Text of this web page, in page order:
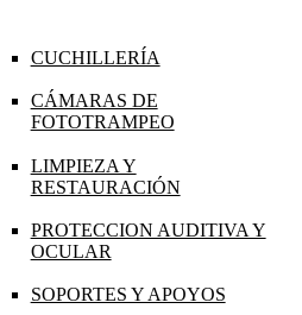
CUCHILLERÍA
CÁMARAS DE
FOTOTRAMPEO
LIMPIEZA Y
RESTAURACIÓN
PROTECCION AUDITIVA Y
OCULAR
SOPORTES Y APOYOS